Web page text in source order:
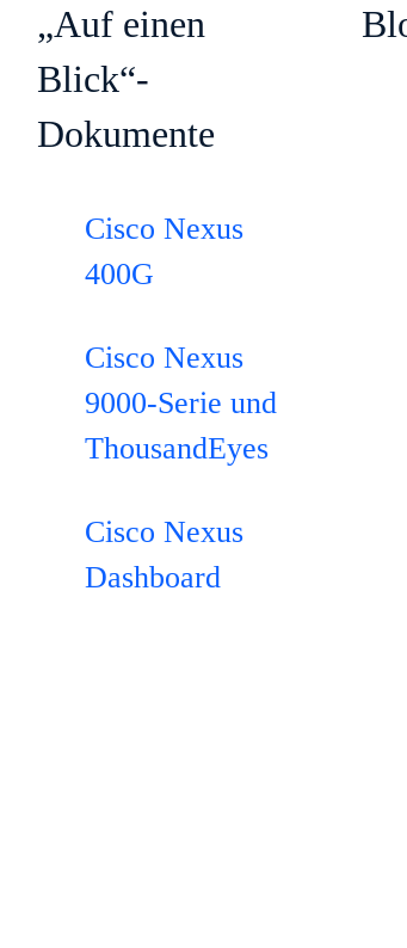
„Auf einen
Blick“-
Dokumente
Cisco Nexus
400G
Cisco Nexus
9000-Serie und
ThousandEyes
Cisco Nexus
Dashboard